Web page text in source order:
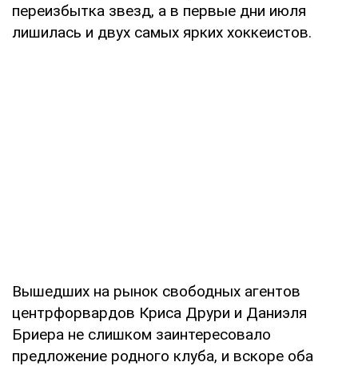
переизбытка звезд, а в первые дни июля
лишилась и двух самых ярких хоккеистов.
Вышедших на рынок свободных агентов
центрфорвардов Криса Друри и Даниэля
Бриера не слишком заинтересовало
предложение родного клуба, и вскоре оба